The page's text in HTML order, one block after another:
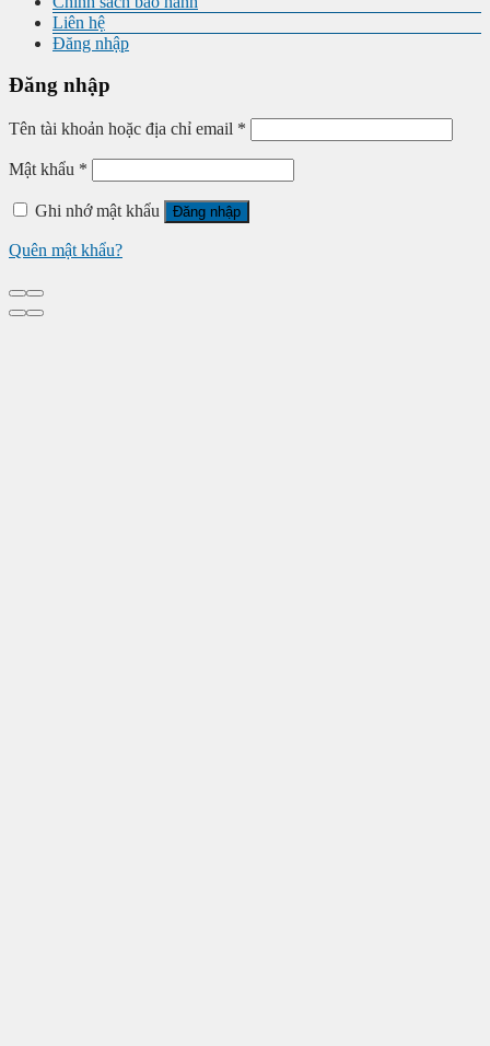
Liên hệ
Đăng nhập
Đăng nhập
Tên tài khoản hoặc địa chỉ email *
Mật khẩu *
Ghi nhớ mật khẩu Đăng nhập
Quên mật khẩu?